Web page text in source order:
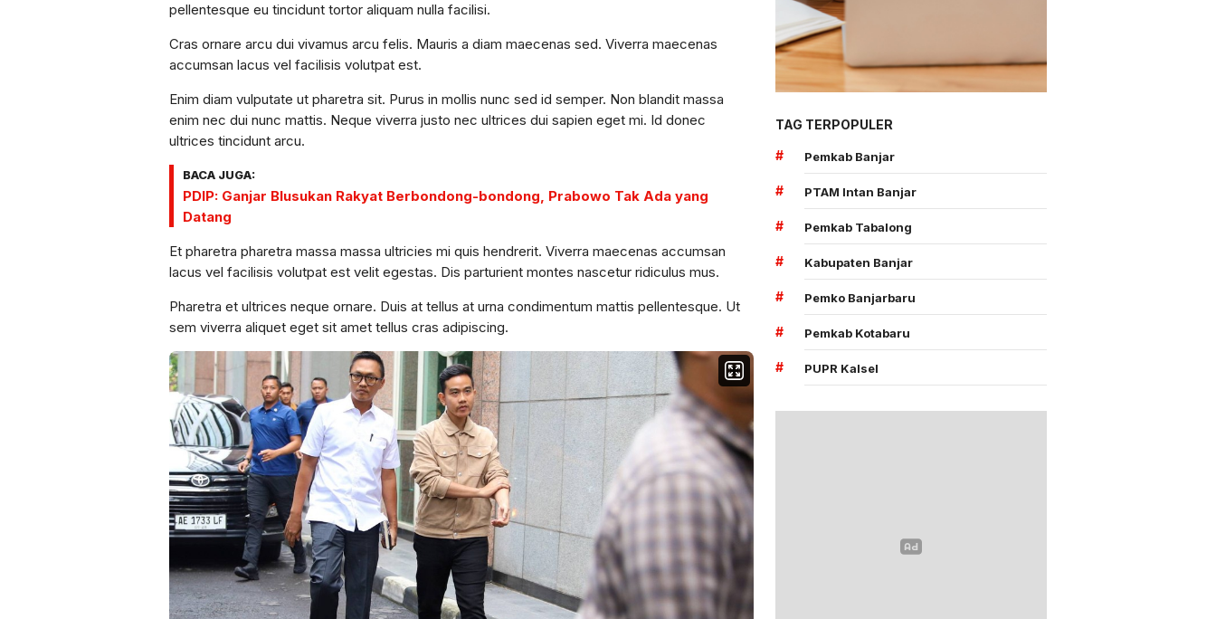
pellentesque eu tincidunt tortor aliquam nulla facilisi.
Cras ornare arcu dui vivamus arcu felis. Mauris a diam maecenas sed. Viverra maecenas
accumsan lacus vel facilisis volutpat est.
Enim diam vulputate ut pharetra sit. Purus in mollis nunc sed id semper. Non blandit massa
enim nec dui nunc mattis. Neque viverra justo nec ultrices dui sapien eget mi. Id donec
ultrices tincidunt arcu.
BACA JUGA:
PDIP: Ganjar Blusukan Rakyat Berbondong-bondong, Prabowo Tak Ada yang
Datang
Et pharetra pharetra massa massa ultricies mi quis hendrerit. Viverra maecenas accumsan
lacus vel facilisis volutpat est velit egestas. Dis parturient montes nascetur ridiculus mus.
Pharetra et ultrices neque ornare. Duis at tellus at urna condimentum mattis pellentesque. Ut
sem viverra aliquet eget sit amet tellus cras adipiscing.
TAG TERPOPULER
#
Pemkab Banjar
# PTAM Intan Banjar
# Pemkab Tabalong
# Kabupaten Banjar
# Pemko Banjarbaru
# Pemkab Kotabaru
# PUPR Kalsel